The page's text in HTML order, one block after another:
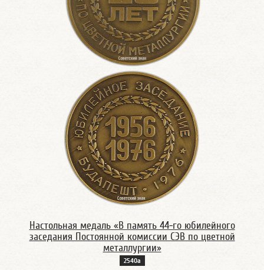
Настольная медаль «В память 44-го юбилейного
заседания Постоянной комиссии СЭВ по цветной
металлургии»
2540а